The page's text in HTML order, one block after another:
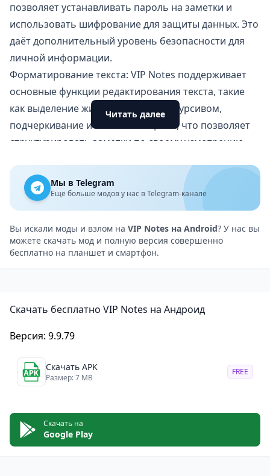
позволяет устанавливать пароль на заметки и
использовать шифрование для защиты данных. Это
даёт дополнительный уровень безопасности для
личной информации.
Форматирование текста: VIP Notes поддерживает
основные функции редактирования текста, такие
как выделение жирным шрифтом, курсивом,
подчеркивание и изменение цвета, что позволяет
структурировать заметки по своему усмотрению.
добавлять фотографии и аудиофайлы к своим
заметкам, что особенно удобно для хранения
визуальной информации или голосовых записей.
Категории и метки: Приложение позволяет
организовать заметки с помощью категорий и
тегов, делая их поиск более удобным и быстрым.
копирования данных на Google Диск, чтобы
случае необходимости.
Преимущества
Высокий уровень защиты: Благодаря шифрованию
защиту данных, что важно для хранения
конфиденциальной информации.
Интуитивный интерфейс: Простой и понятный
Читать далее
Мы в Telegram
Ещё больше модов у нас в Telegram-канале
Вы искали моды и взлом на VIP Notes на Android? У нас вы
можете скачать мод и полную версия совершенно
бесплатно на планшет и смартфон.
Скачать бесплатно VIP Notes на Андроид
Версия: 9.9.79
Скачать APK
Размер: 7 MB
FREE
Скачать на
Google Play